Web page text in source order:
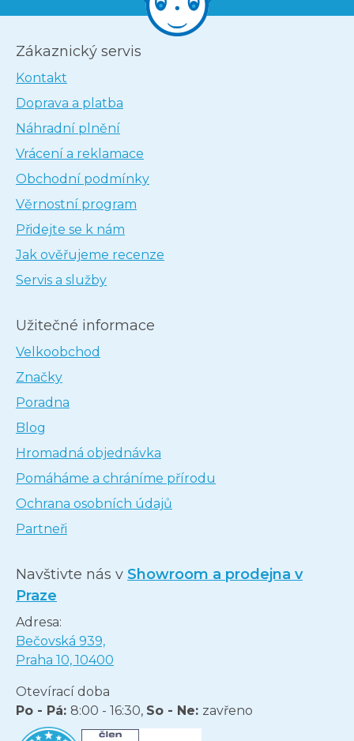
Zákaznický servis
Kontakt
Doprava a platba
Náhradní plnění
Vrácení a reklamace
Obchodní podmínky
Věrnostní program
Přidejte se k nám
Jak ověřujeme recenze
Servis a služby
Užitečné informace
Velkoobchod
Značky
Poradna
Blog
Hromadná objednávka
Pomáháme a chráníme přírodu
Ochrana osobních údajů
Partneři
Navštivte nás v Showroom a prodejna v
Praze
Adresa:
Bečovská 939,
Praha 10, 10400
Otevírací doba
Po - Pá: 8:00 - 16:30, So - Ne: zavřeno